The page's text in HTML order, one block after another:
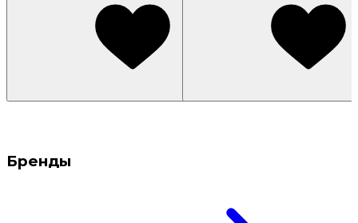
Бренды